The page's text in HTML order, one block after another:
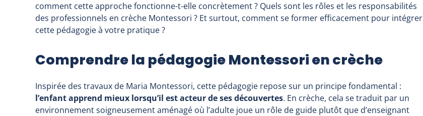
comment cette approche fonctionne-t-elle concrètement ? Quels sont les rôles et les responsabilités
des professionnels en crèche Montessori ? Et surtout, comment se former efficacement pour intégrer
cette pédagogie à votre pratique ?
Comprendre la pédagogie Montessori en crèche
Inspirée des travaux de Maria Montessori, cette pédagogie repose sur un principe fondamental :
l’enfant apprend mieux lorsqu’il est acteur de ses découvertes. En crèche, cela se traduit par un
environnement soigneusement aménagé où l’adulte joue un rôle de guide plutôt que d’enseignant